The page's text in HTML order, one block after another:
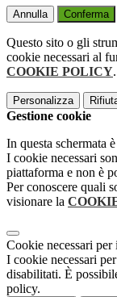
Annulla Conferma
Questo sito o gli
cookie necessari al
COOKIE POLICY.
Personalizza
Gestione cookie
In questa schermata
I cookie necessari
piattaforma e non è
Per conoscere quali
visionare la
Cookie necessari
I cookie necessari
disabilitati. È
policy.